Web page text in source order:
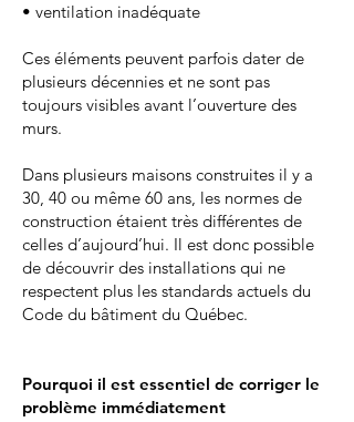
• ventilation inadéquate
Ces éléments peuvent parfois dater de
plusieurs décennies et ne sont pas
toujours visibles avant l’ouverture des
murs.
Dans plusieurs maisons construites il y a
30, 40 ou même 60 ans, les normes de
construction étaient très différentes de
celles d’aujourd’hui. Il est donc possible
de découvrir des installations qui ne
respectent plus les standards actuels du
Code du bâtiment du Québec.
Pourquoi il est essentiel de corriger le
problème immédiatement